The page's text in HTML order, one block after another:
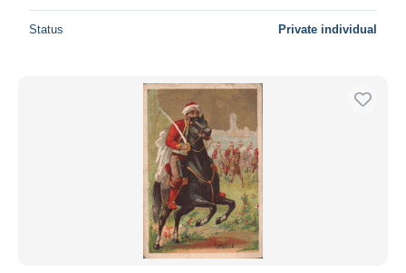
Status Private individual